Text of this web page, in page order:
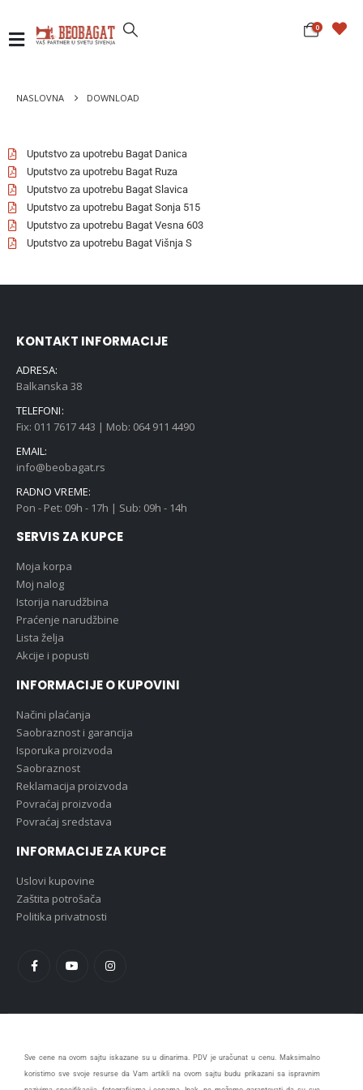
0
NASLOVNA DOWNLOAD
Uputstvo za upotrebu Bagat Danica
Uputstvo za upotrebu Bagat Ruza
Uputstvo za upotrebu Bagat Slavica
Uputstvo za upotrebu Bagat Sonja 515
Uputstvo za upotrebu Bagat Vesna 603
Uputstvo za upotrebu Bagat Višnja S
KONTAKT INFORMACIJE
ADRESA:
Balkanska 38
TELEFONI:
Fix: 011 7617 443 | Mob: 064 911 4490
EMAIL:
info@beobagat.rs
RADNO VREME:
Pon - Pet: 09h - 17h | Sub: 09h - 14h
SERVIS ZA KUPCE
Moja korpa
Moj nalog
Istorija narudžbina
Praćenje narudžbine
Lista želja
Akcije i popusti
INFORMACIJE O KUPOVINI
Načini plaćanja
Saobraznost i garancija
Isporuka proizvoda
Saobraznost
Reklamacija proizvoda
Povraćaj proizvoda
Povraćaj sredstava
INFORMACIJE ZA KUPCE
Uslovi kupovine
Zaštita potrošača
Politika privatnosti
Sve cene na ovom sajtu iskazane su u dinarima. PDV je uračunat u cenu. Maksimalno
koristimo sve svoje resurse da Vam artikli na ovom sajtu budu prikazani sa ispravnim